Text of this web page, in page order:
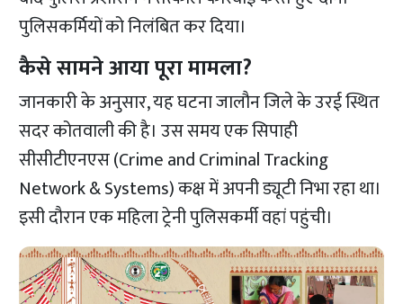
पुलिसकर्मियों को निलंबित कर दिया।
कैसे सामने आया पूरा मामला?
जानकारी के अनुसार, यह घटना जालौन जिले के उरई स्थित
सदर कोतवाली की है। उस समय एक सिपाही
सीसीटीएनएस (Crime and Criminal Tracking
Network & Systems) कक्ष में अपनी ड्यूटी निभा रहा था।
इसी दौरान एक महिला ट्रेनी पुलिसकर्मी वहां पहुंची।